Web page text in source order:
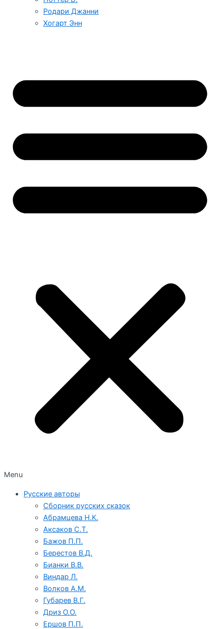
Родари Джанни
Хогарт Энн
Menu
Русские авторы
Сборник русских сказок
Абрамцева Н.К.
Аксаков С.Т.
Бажов П.П.
Берестов В.Д.
Бианки В.В.
Виндар Л.
Волков А.М.
Губарев В.Г.
Дриз О.О.
Ершов П.П.